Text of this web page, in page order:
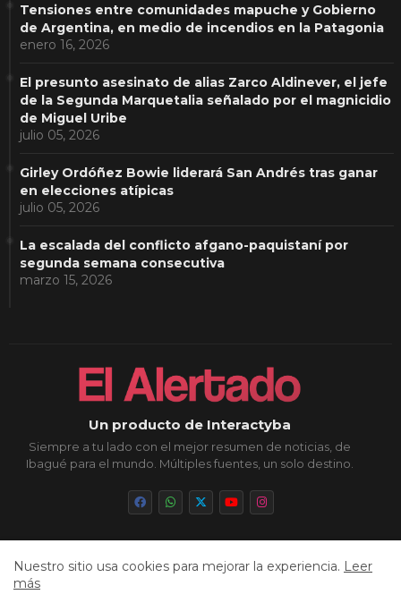
Tensiones entre comunidades mapuche y Gobierno
de Argentina, en medio de incendios en la Patagonia
enero 16, 2026
El presunto asesinato de alias Zarco Aldinever, el jefe
de la Segunda Marquetalia señalado por el magnicidio
de Miguel Uribe
julio 05, 2026
Girley Ordóñez Bowie liderará San Andrés tras ganar
en elecciones atípicas
julio 05, 2026
La escalada del conflicto afgano-paquistaní por
segunda semana consecutiva
marzo 15, 2026
Un producto de Interactyba
Siempre a tu lado con el mejor resumen de noticias, de
Ibagué para el mundo. Múltiples fuentes, un solo destino.
Inicio Sobre Nosotros
Política de Privacidad
Nuestro sitio usa cookies para mejorar la experiencia. Leer
más